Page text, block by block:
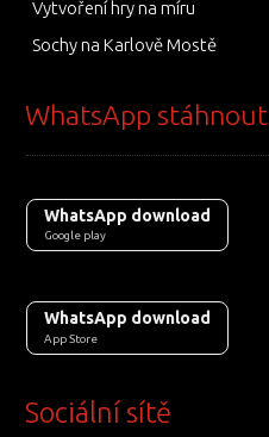
Vytvoření hry na míru
Sochy na Karlově Mostě
WhatsApp stáhnout
WhatsApp download
Google play
WhatsApp download
App Store
Sociální sítě